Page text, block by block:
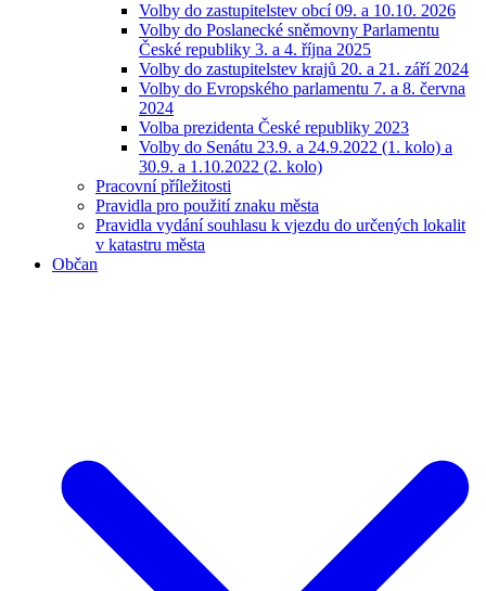
Volby do zastupitelstev obcí 09. a 10.10. 2026
Volby do Poslanecké sněmovny Parlamentu
České republiky 3. a 4. října 2025
Volby do zastupitelstev krajů 20. a 21. září 2024
Volby do Evropského parlamentu 7. a 8. června
2024
Volba prezidenta České republiky 2023
Volby do Senátu 23.9. a 24.9.2022 (1. kolo) a
30.9. a 1.10.2022 (2. kolo)
Pracovní příležitosti
Pravidla pro použití znaku města
Pravidla vydání souhlasu k vjezdu do určených lokalit
v katastru města
Občan